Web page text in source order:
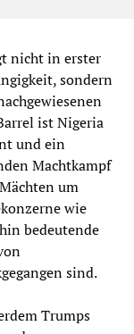
nicht in erster
sondern
ist Nigeria
und ein
Machtkampf
um
wie
bedeutende
sind.
Trumps